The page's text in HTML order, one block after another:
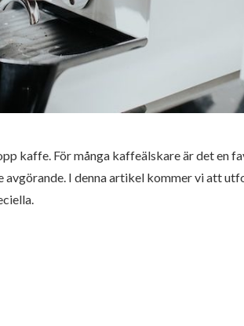
kaffe. För många kaffeälskare är det en
I denna artikel kommer vi att